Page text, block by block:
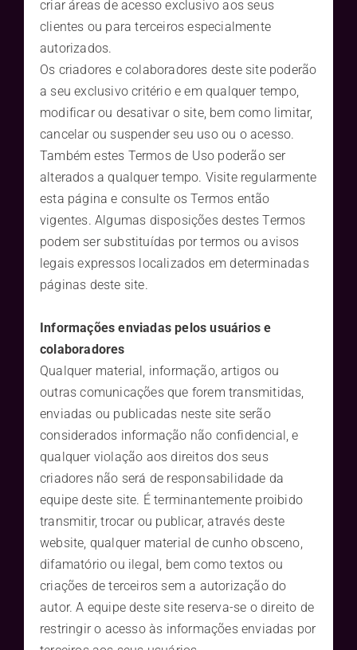
criar áreas de acesso exclusivo aos seus
clientes ou para terceiros especialmente
autorizados.
Os criadores e colaboradores deste site poderão
a seu exclusivo critério e em qualquer tempo,
modificar ou desativar o site, bem como limitar,
cancelar ou suspender seu uso ou o acesso.
Também estes Termos de Uso poderão ser
alterados a qualquer tempo. Visite regularmente
esta página e consulte os Termos então
vigentes. Algumas disposições destes Termos
podem ser substituídas por termos ou avisos
legais expressos localizados em determinadas
páginas deste site.
Informações enviadas pelos usuários e
colaboradores
Qualquer material, informação, artigos ou
outras comunicações que forem transmitidas,
enviadas ou publicadas neste site serão
considerados informação não confidencial, e
qualquer violação aos direitos dos seus
criadores não será de responsabilidade da
equipe deste site. É terminantemente proibido
transmitir, trocar ou publicar, através deste
website, qualquer material de cunho obsceno,
difamatório ou ilegal, bem como textos ou
criações de terceiros sem a autorização do
autor. A equipe deste site reserva-se o direito de
restringir o acesso às informações enviadas por